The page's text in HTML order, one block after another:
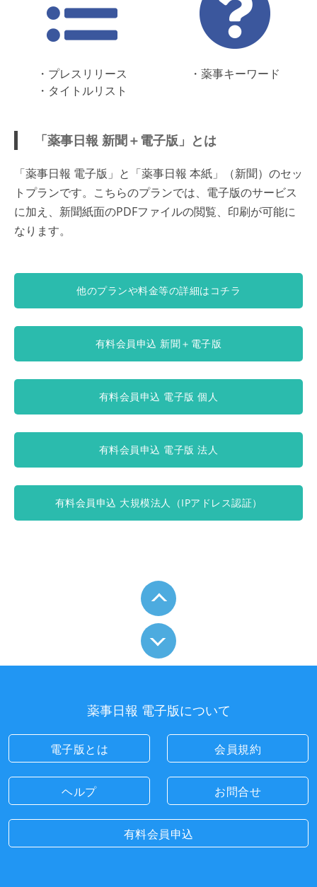
・プレスリリース
・タイトルリスト
・薬事キーワード
「薬事日報 新聞＋電子版」とは
「薬事日報 電子版」と「薬事日報 本紙」（新聞）のセッ
トプランです。こちらのプランでは、電子版のサービス
に加え、新聞紙面のPDFファイルの閲覧、印刷が可能に
なります。
他のプランや料金等の詳細はコチラ
有料会員申込 新聞＋電子版
有料会員申込 電子版 個人
有料会員申込 電子版 法人
有料会員申込 大規模法人（IPアドレス認証）
薬事日報 電子版について
電子版とは 会員規約
ヘルプ お問合せ
有料会員申込